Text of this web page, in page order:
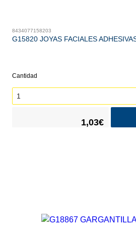
8434077158203
G15820 JOYAS FACIALES
Cantidad
1,03€